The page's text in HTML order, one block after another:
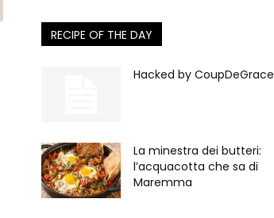
RECIPE OF THE DAY
Hacked by CoupDeGrace
La minestra dei butteri:
l’acquacotta che sa di
Maremma